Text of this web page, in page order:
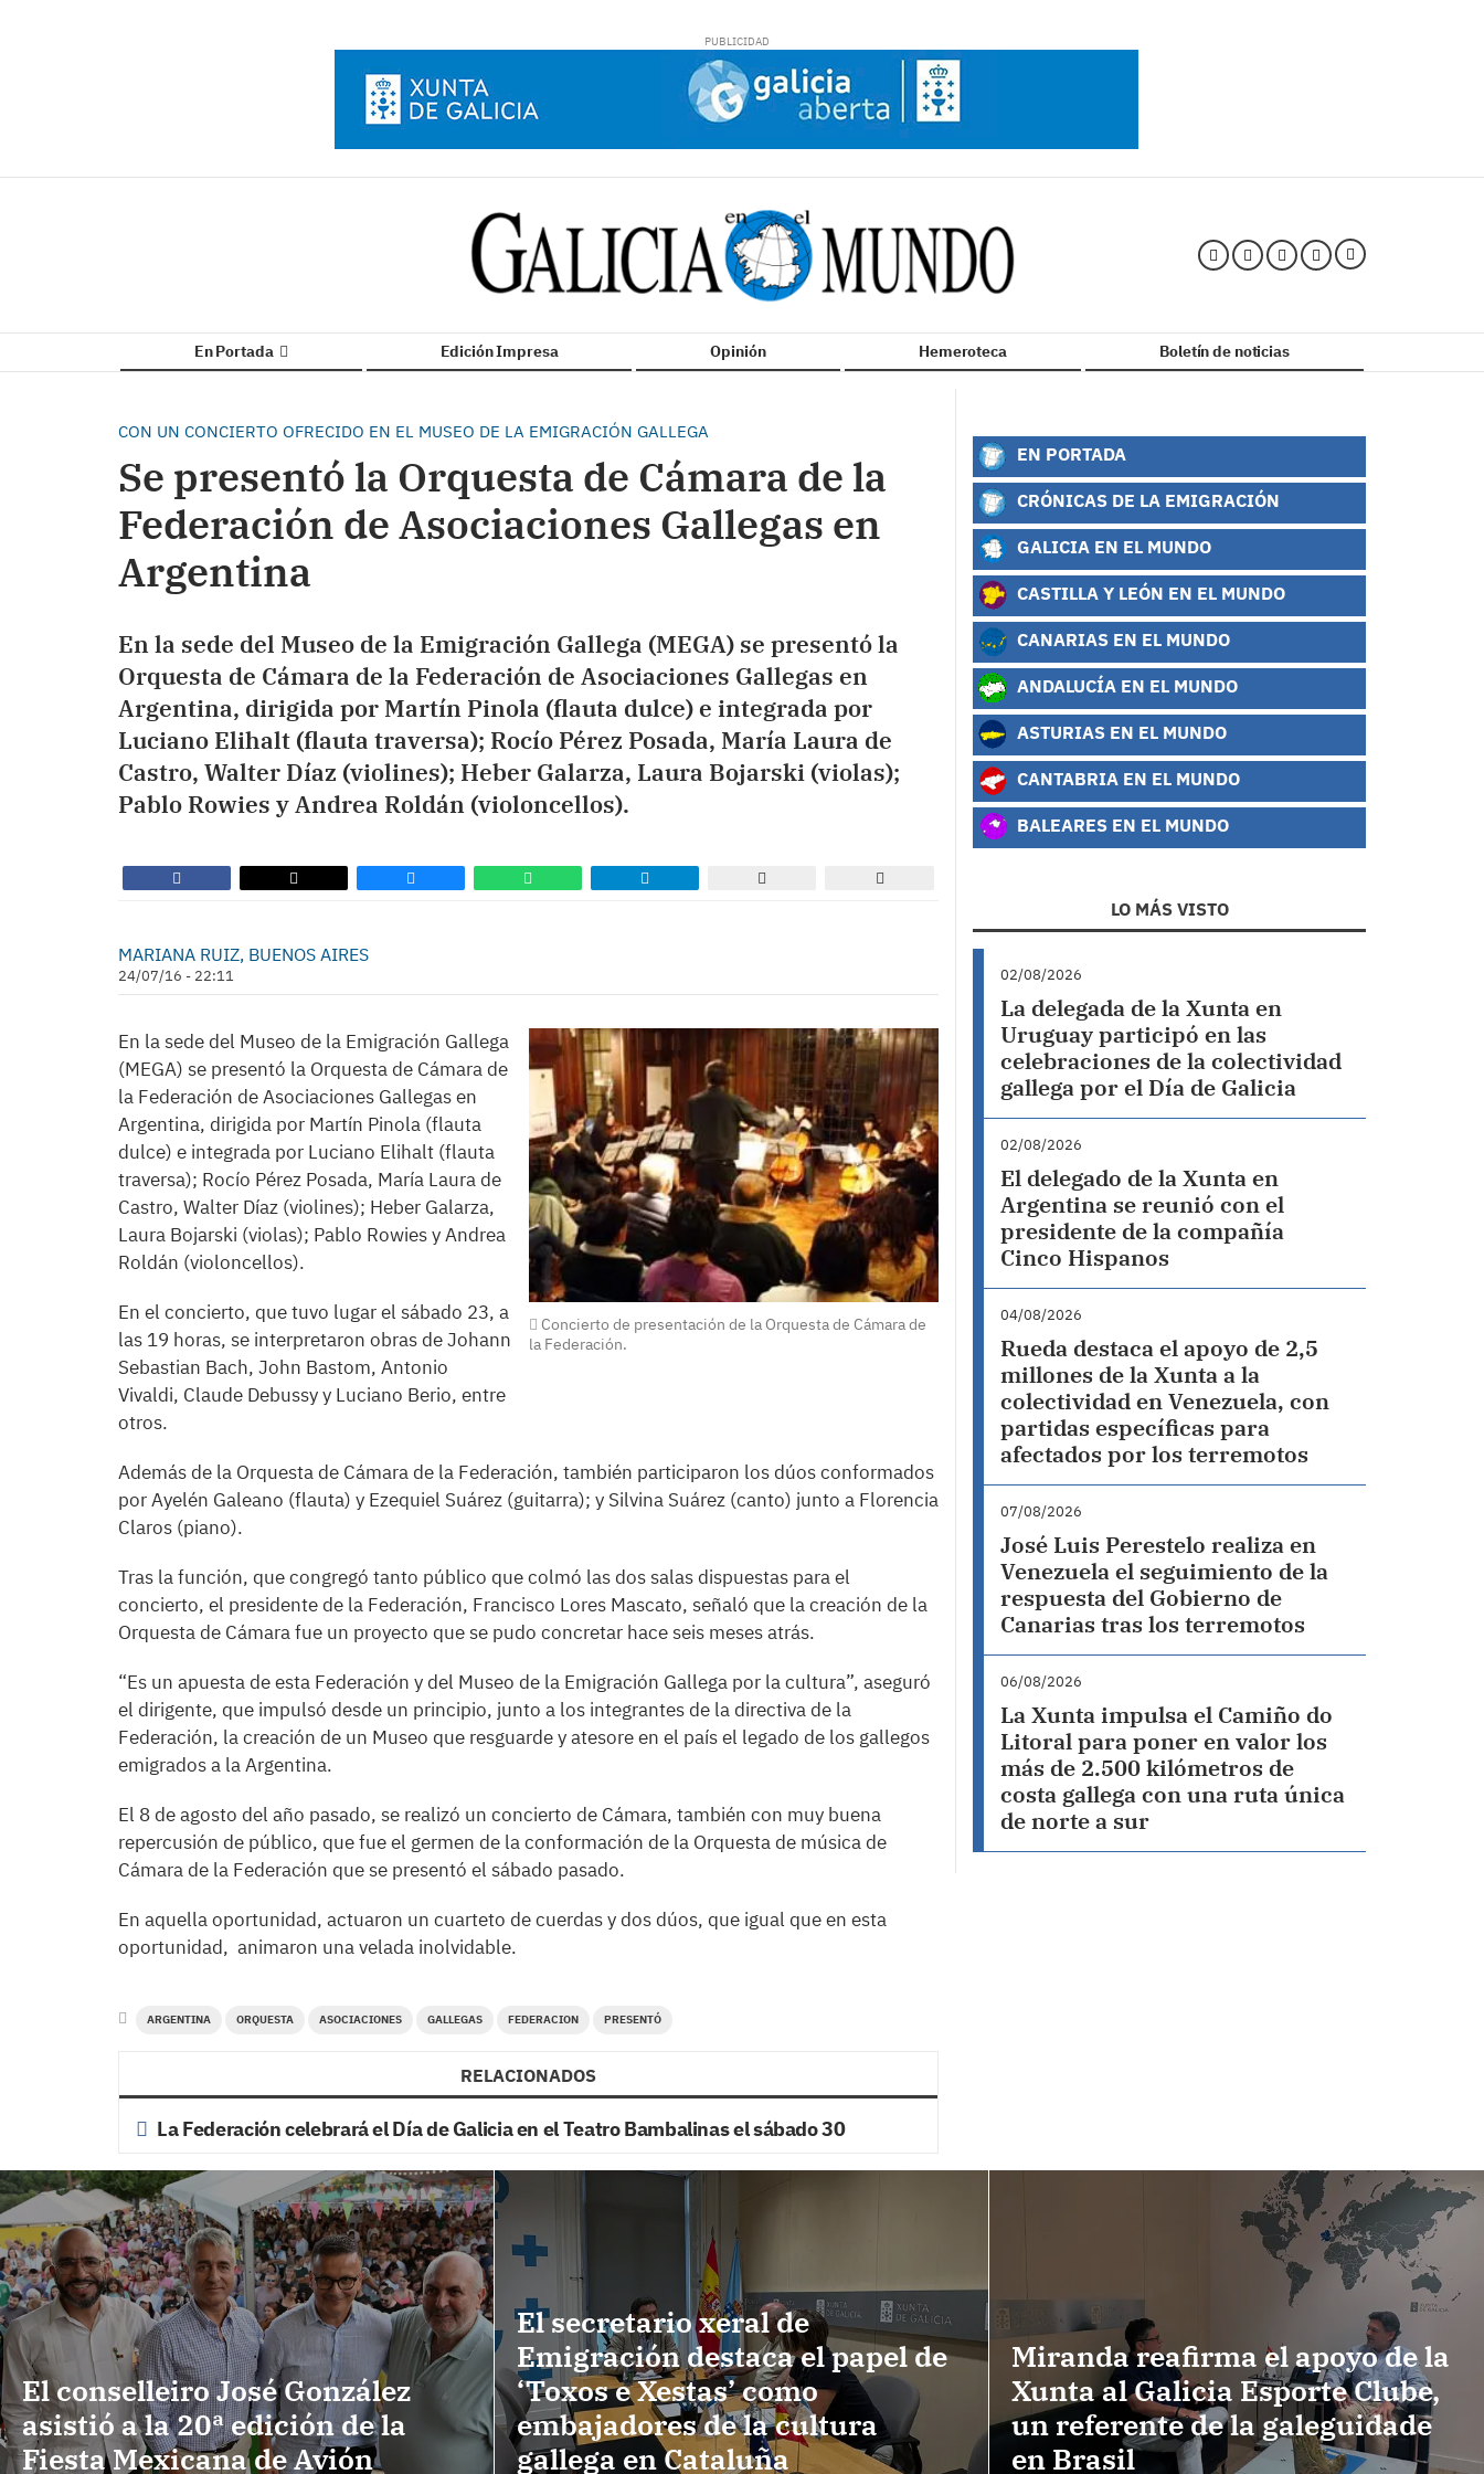
En Portada Edición Impresa Opinión Hemeroteca Boletín de noticias
CON UN CONCIERTO OFRECIDO EN EL MUSEO DE LA EMIGRACIÓN GALLEGA
Se presentó la Orquesta de Cámara de la
Federación de Asociaciones Gallegas en
Argentina
En la sede del Museo de la Emigración Gallega (MEGA) se presentó la
Orquesta de Cámara de la Federación de Asociaciones Gallegas en
Argentina, dirigida por Martín Pinola (flauta dulce) e integrada por
Luciano Elihalt (flauta traversa); Rocío Pérez Posada, María Laura de
Castro, Walter Díaz (violines); Heber Galarza, Laura Bojarski (violas);
Pablo Rowies y Andrea Roldán (violoncellos).
MARIANA RUIZ, BUENOS AIRES
24/07/16 - 22:11
Concierto de presentación de la Orquesta de Cámara de
la Federación.
En la sede del Museo de la Emigración Gallega
(MEGA) se presentó la Orquesta de Cámara de
la Federación de Asociaciones Gallegas en
Argentina, dirigida por Martín Pinola (flauta
dulce) e integrada por Luciano Elihalt (flauta
traversa); Rocío Pérez Posada, María Laura de
Castro, Walter Díaz (violines); Heber Galarza,
Laura Bojarski (violas); Pablo Rowies y Andrea
Roldán (violoncellos).
En el concierto, que tuvo lugar el sábado 23, a
las 19 horas, se interpretaron obras de Johann
Sebastian Bach, John Bastom, Antonio
Vivaldi, Claude Debussy y Luciano Berio, entre
otros.
Además de la Orquesta de Cámara de la Federación, también participaron los dúos conformados
por Ayelén Galeano (flauta) y Ezequiel Suárez (guitarra); y Silvina Suárez (canto) junto a Florencia
Claros (piano).
Tras la función, que congregó tanto público que colmó las dos salas dispuestas para el
concierto, el presidente de la Federación, Francisco Lores Mascato, señaló que la creación de la
Orquesta de Cámara fue un proyecto que se pudo concretar hace seis meses atrás.
“Es un apuesta de esta Federación y del Museo de la Emigración Gallega por la cultura”, aseguró
el dirigente, que impulsó desde un principio, junto a los integrantes de la directiva de la
Federación, la creación de un Museo que resguarde y atesore en el país el legado de los gallegos
emigrados a la Argentina.
El 8 de agosto del año pasado, se realizó un concierto de Cámara, también con muy buena
repercusión de público, que fue el germen de la conformación de la Orquesta de música de
Cámara de la Federación que se presentó el sábado pasado.
En aquella oportunidad, actuaron un cuarteto de cuerdas y dos dúos, que igual que en esta
oportunidad, animaron una velada inolvidable.
ARGENTINA ORQUESTA ASOCIACIONES GALLEGAS FEDERACION PRESENTÓ
RELACIONADOS
La Federación celebrará el Día de Galicia en el Teatro Bambalinas el sábado 30
EN PORTADA
CRÓNICAS DE LA EMIGRACIÓN
GALICIA EN EL MUNDO
CASTILLA Y LEÓN EN EL MUNDO
CANARIAS EN EL MUNDO
ANDALUCÍA EN EL MUNDO
ASTURIAS EN EL MUNDO
CANTABRIA EN EL MUNDO
BALEARES EN EL MUNDO
LO MÁS VISTO
02/08/2026
La delegada de la Xunta en
Uruguay participó en las
celebraciones de la colectividad
gallega por el Día de Galicia
02/08/2026
El delegado de la Xunta en
Argentina se reunió con el
presidente de la compañía
Cinco Hispanos
04/08/2026
Rueda destaca el apoyo de 2,5
millones de la Xunta a la
colectividad en Venezuela, con
partidas específicas para
afectados por los terremotos
07/08/2026
José Luis Perestelo realiza en
Venezuela el seguimiento de la
respuesta del Gobierno de
Canarias tras los terremotos
06/08/2026
La Xunta impulsa el Camiño do
Litoral para poner en valor los
más de 2.500 kilómetros de
costa gallega con una ruta única
de norte a sur
El conselleiro José González
asistió a la 20ª edición de la
Fiesta Mexicana de Avión
El secretario xeral de
Emigración destaca el papel de
‘Toxos e Xestas’ como
embajadores de la cultura
gallega en Cataluña
Miranda reafirma el apoyo de la
Xunta al Galicia Esporte Clube,
un referente de la galeguidade
en Brasil